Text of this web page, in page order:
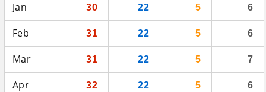
Jan 30 22 5 6
Feb 31 22 5 6
Mar 31 22 5 7
Apr 32 22 5 6